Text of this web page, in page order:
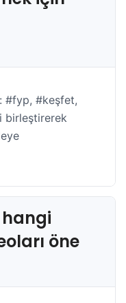
#fyp, #keşfet,
birleştirerek
hangi
öne